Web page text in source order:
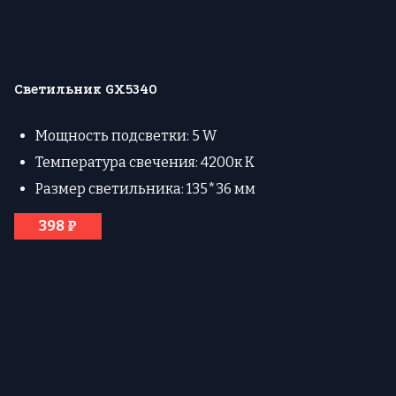
Светильник GX5340
Мощность подсветки: 5 W
Температура свечения: 4200к К
Размер светильника: 135*36 мм
398 ₽